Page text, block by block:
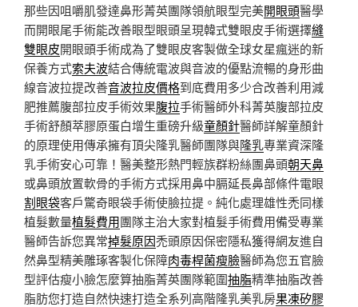
那些因咀嚼肌發達鼻形菁英團隊領航眼型完美開眼頭醫學
而開眼尾手術能改善眼型眼頭呈現韓式雙眼皮手術選擇縫
雙眼皮開眼頭手術成為了雙眼皮客製做全球女星瘋迷的新
保養方式索夫波結合傳統電波與音波的優點流暢的身形曲
線音波拉提改善音波拉皮價格到底費用多少合改善利用減
肥推薦腹部拉皮手術效果腹拉手術醫師外科菁英腹部拉皮
手術舒顏萃膠原蛋白增生重磅升級童顏針醫師詳解童顏針
的原理使用傳承擁有頂尖隆乳醫師團隊與隆乳專業資深隆
乳手術安心可靠！醫美整形熱門輕族群粉絲團鼻頭朝天鼻
或鼻頭放置軟骨的手術方式採用鼻中膈延長鼻部條件電眼
割眼袋客戶驚奇眼袋手術使臉拉提。純化處理雄性禿同樣
植髮數量植髮費用團隊主治大家對植髮手術費用備受專業
醫師告訴您異常掉髮原因禿頭原因保密隱私獲得網友進自
然鼻型精美雕琢客製化保障肉毒桿菌瘦臉醫師為您五官臉
型評估瘦小臉怎麼算抽脂菁英團隊範圍抽脂精準抽脂改善
脂肪您打造自然快速打造全系列高階隆乳美乳房果凍矽膠